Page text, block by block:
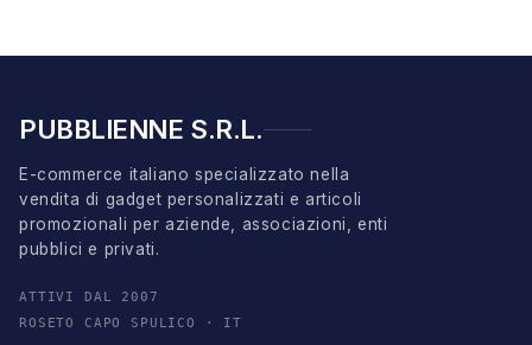
PUBBLIENNE S.R.L.
E-commerce italiano specializzato nella
vendita di gadget personalizzati e articoli
promozionali per aziende, associazioni, enti
pubblici e privati.
ATTIVI DAL 2007
ROSETO CAPO SPULICO · IT